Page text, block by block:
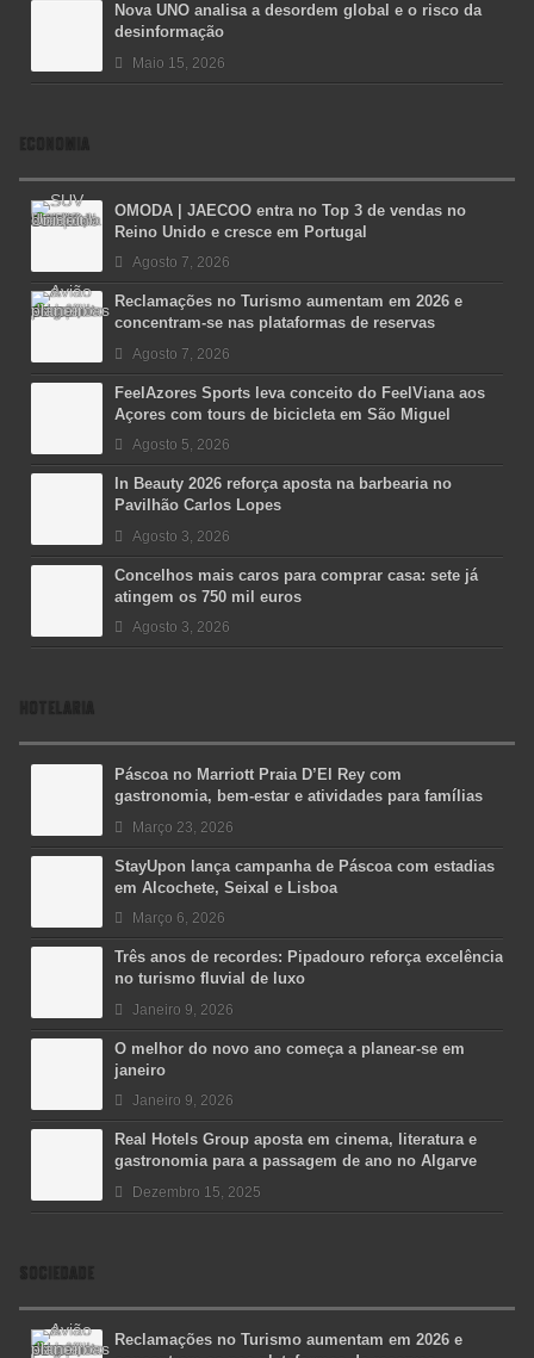
Nova UNO analisa a desordem global e o risco da
desinformação
Maio 15, 2026
ECONOMIA
OMODA | JAECOO entra no Top 3 de vendas no
Reino Unido e cresce em Portugal
Agosto 7, 2026
Reclamações no Turismo aumentam em 2026 e
concentram-se nas plataformas de reservas
Agosto 7, 2026
FeelAzores Sports leva conceito do FeelViana aos
Açores com tours de bicicleta em São Miguel
Agosto 5, 2026
In Beauty 2026 reforça aposta na barbearia no
Pavilhão Carlos Lopes
Agosto 3, 2026
Concelhos mais caros para comprar casa: sete já
atingem os 750 mil euros
Agosto 3, 2026
HOTELARIA
Páscoa no Marriott Praia D’El Rey com
gastronomia, bem-estar e atividades para famílias
Março 23, 2026
StayUpon lança campanha de Páscoa com estadias
em Alcochete, Seixal e Lisboa
Março 6, 2026
Três anos de recordes: Pipadouro reforça excelência
no turismo fluvial de luxo
Janeiro 9, 2026
O melhor do novo ano começa a planear-se em
janeiro
Janeiro 9, 2026
Real Hotels Group aposta em cinema, literatura e
gastronomia para a passagem de ano no Algarve
Dezembro 15, 2025
SOCIEDADE
Reclamações no Turismo aumentam em 2026 e